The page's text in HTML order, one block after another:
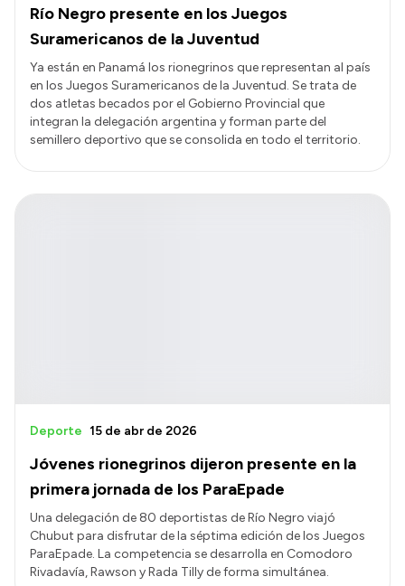
Río Negro presente en los Juegos
Suramericanos de la Juventud
Ya están en Panamá los rionegrinos que representan al país
en los Juegos Suramericanos de la Juventud. Se trata de
dos atletas becados por el Gobierno Provincial que
integran la delegación argentina y forman parte del
semillero deportivo que se consolida en todo el territorio.
Jóvenes rionegrinos dijeron presente en la
primera jornada de los ParaEpade
Deporte 15 de abr de 2026
Una delegación de 80 deportistas de Río Negro viajó
Chubut para disfrutar de la séptima edición de los Juegos
ParaEpade. La competencia se desarrolla en Comodoro
Rivadavía, Rawson y Rada Tilly de forma simultánea.